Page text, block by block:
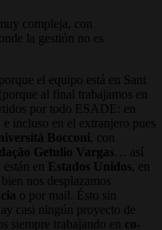
compleja, con
la gestión no es
el equipo está en Sant
al final trabajamos en
por todo ESADE: en
incluso en el extranjero pues
Bocconi , con
Getulio Vargas… así
en
Estados Unidos , en
bien nos desplazamos
o por mail. Ésto sin
casi ningún proyecto de
siempre trabajando en co-